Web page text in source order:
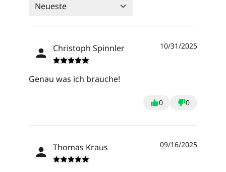
Neueste
Christoph Spinnler 10/31/2025
Genau was ich brauche!
0 0
Thomas Kraus 09/16/2025